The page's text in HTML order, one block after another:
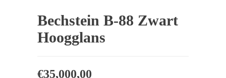
Bechstein B-88 Zwart
Hoogglans
€35,000,00